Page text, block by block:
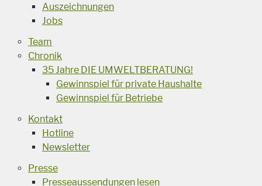
Auszeichnungen
Jobs
Team
Chronik
35 Jahre DIE UMWELTBERATUNG!
Gewinnspiel für private Haushalte
Gewinnspiel für Betriebe
Kontakt
Hotline
Newsletter
Presse
Presseaussendungen lesen